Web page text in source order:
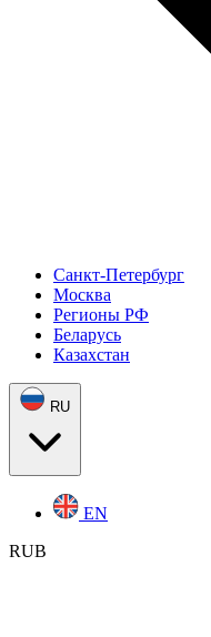
Санкт-Петербург
Москва
Регионы РФ
Беларусь
Казахстан
RU
EN
RUB